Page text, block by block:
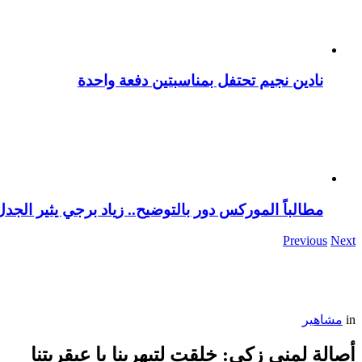
نادين نجيم تحتفل بمناسبتين دفعة واحدة
مطالباً الموركس دور بالتوضيح.. زياد برجي يثير
Previous Next
in مشاهير
أصالة لمنى زكي: خلقت لتبهرينا يا عبقريتنا